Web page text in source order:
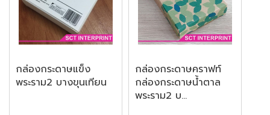
กล่องกระดาษแข็ง
พระราม2 บางขุนเทียน
กล่องกระดาษคราฟท์
กล่องกระดาษน้ำตาล
พระราม2 บ...